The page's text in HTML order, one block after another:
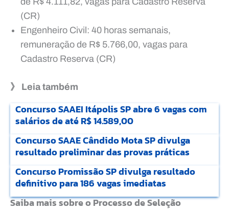
(CR)
Engenheiro Civil: 40 horas semanais,
remuneração de R$ 5.766,00, vagas para
Cadastro Reserva (CR)
》 Leia também
Concurso SAAEI Itápolis SP abre 6 vagas com
salários de até R$ 14.589,00
Concurso SAAE Cândido Mota SP divulga
resultado preliminar das provas práticas
Concurso Promissão SP divulga resultado
definitivo para 186 vagas imediatas
Saiba mais sobre o Processo de Seleção